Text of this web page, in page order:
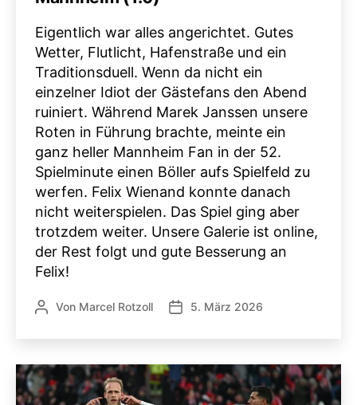
Eigentlich war alles angerichtet. Gutes
Wetter, Flutlicht, Hafenstraße und ein
Traditionsduell. Wenn da nicht ein
einzelner Idiot der Gästefans den Abend
ruiniert. Während Marek Janssen unsere
Roten in Führung brachte, meinte ein
ganz heller Mannheim Fan in der 52.
Spielminute einen Böller aufs Spielfeld zu
werfen. Felix Wienand konnte danach
nicht weiterspielen. Das Spiel ging aber
trotzdem weiter. Unsere Galerie ist online,
der Rest folgt und gute Besserung an
Felix!
Beitragsautor
Von Marcel Rotzoll Veröffentlichungsdatum
5. März 2026